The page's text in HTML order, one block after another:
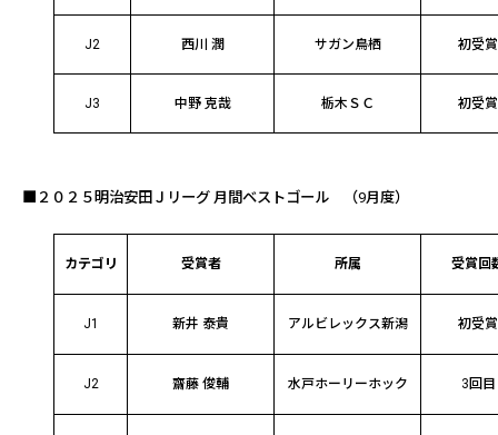
J2 西川 潤 サガン鳥栖 初受賞
J3 中野 克哉 栃木ＳＣ 初受賞
２０２５明治安田Ｊリーグ 月間ベストゴール （9月度）
カテゴリ 受賞者 所属 受賞回
J1 新井 泰貴 アルビレックス新潟 初受賞
J2 齋藤 俊輔 水戸ホーリーホック 3回目